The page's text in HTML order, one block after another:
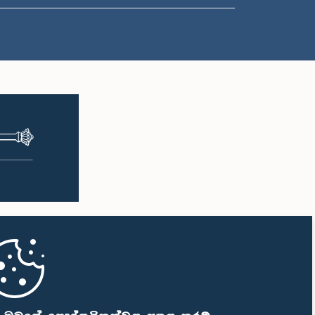
ප.ව. 1:34 - ප.ව. 1:55